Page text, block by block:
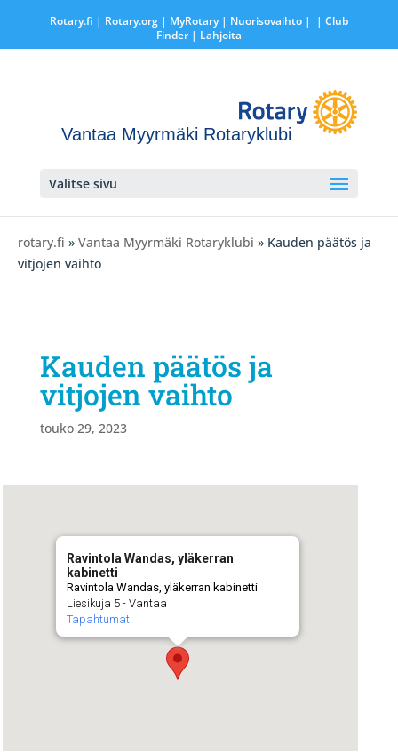
Rotary.fi | Rotary.org| MyRotary | Nuorisovaihto|
| Club
Finder| Lahjoita
Vantaa Myyrmäki Rotaryklubi
Valitse sivu
rotary.fi » Vantaa Myyrmäki Rotaryklubi » Kauden päätös ja
vitjojen vaihto
Kauden päätös ja
vitjojen vaihto
touko 29, 2023
Ravintola Wandas, yläkerran
kabinetti
Ravintola Wandas, yläkerran kabinetti
Liesikuja 5 - Vantaa
Tapahtumat